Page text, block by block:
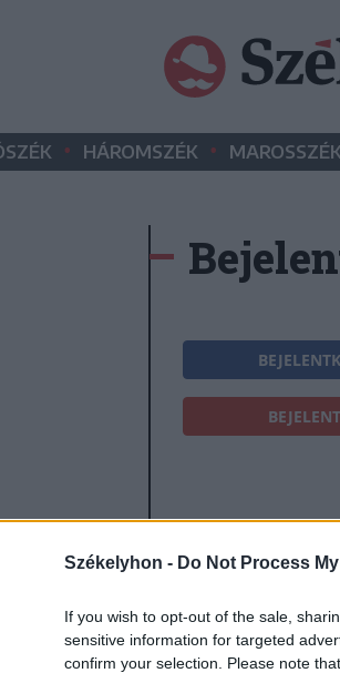
Székelyhon - Do Not Process
If you wish to opt-out of the sale,
sensitive information for targeted
confirm your selection. Please note
• HÁROMSZÉK •
E-mail-cím
Jelszó